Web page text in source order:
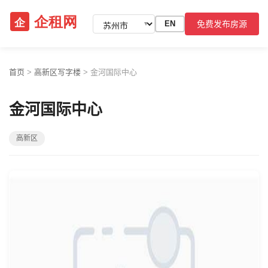
▼ EN 免费发布房源
首页 > 高新区写字楼 > 金河国际中心
金河国际中心
高新区